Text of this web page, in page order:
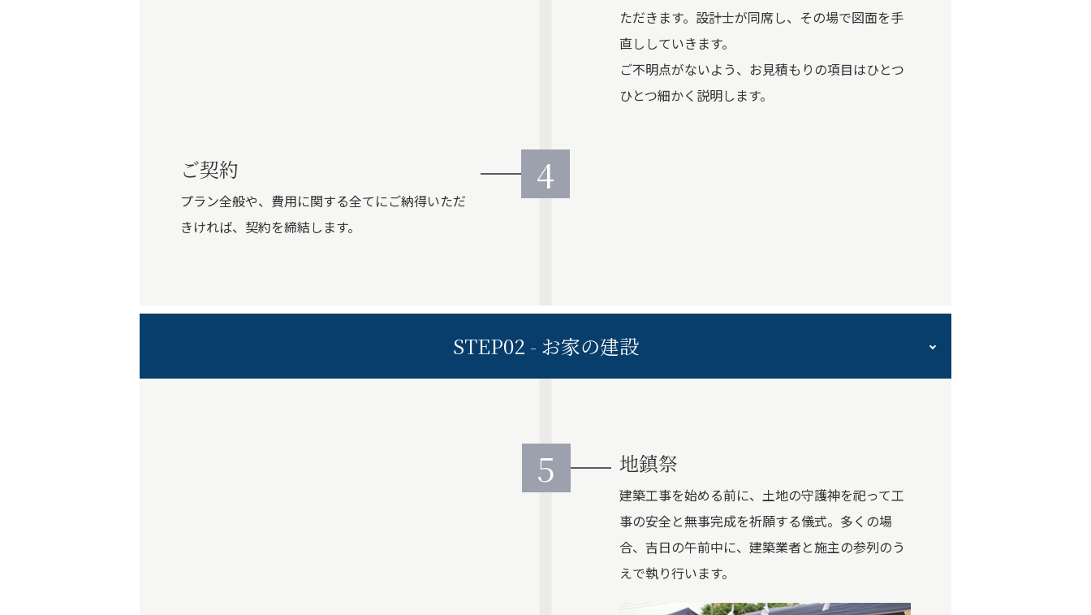
ただきます。設計士が同席し、その場で図面を手
直ししていきます。
ご不明点がないよう、お見積もりの項目はひとつ
ひとつ細かく説明します。
4
ご契約
プラン全般や、費用に関する全てにご納得いただ
きければ、契約を締結します。
STEP02 - お家の建設
5 地鎮祭
建築工事を始める前に、土地の守護神を祀って工
事の安全と無事完成を祈願する儀式。多くの場
合、吉日の午前中に、建築業者と施主の参列のう
えで執り行います。